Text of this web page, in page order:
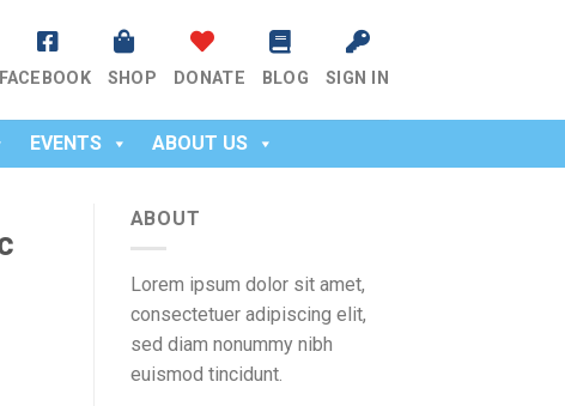
FACEBOOK SHOP DONATE BLOG SIGN IN
EVENTS ABOUT US
ABOUT
Lorem ipsum dolor sit amet,
consectetuer adipiscing elit,
sed diam nonummy nibh
euismod tincidunt.